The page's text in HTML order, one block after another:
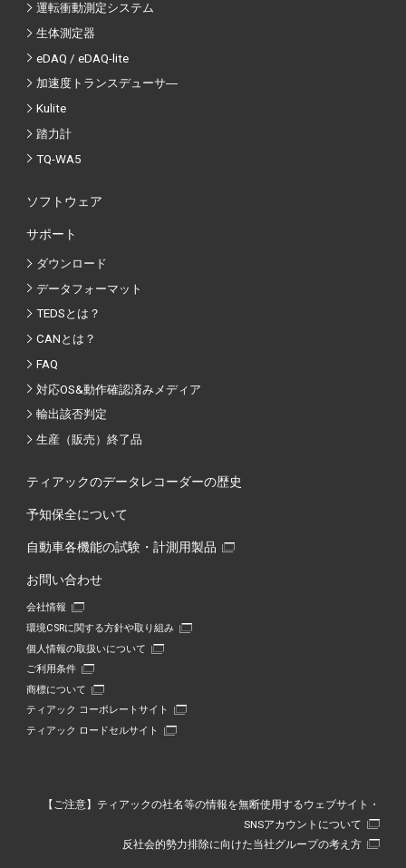
運転衝動測定システム
生体測定器
eDAQ / eDAQ-lite
加速度トランスデューサ―
Kulite
踏力計
TQ-WA5
ソフトウェア
サポート
ダウンロード
データフォーマット
TEDSとは？
CANとは？
FAQ
対応OS&動作確認済みメディア
輸出該否判定
生産（販売）終了品
ティアックのデータレコーダーの歴史
予知保全について
自動車各機能の試験・計測用製品
お問い合わせ
会社情報
環境CSRに関する方針や取り組み
個人情報の取扱いについて
ご利用条件
商標について
ティアック コーポレートサイト
ティアック ロードセルサイト
【ご注意】ティアックの社名等の情報を無断使用するウェブサイト・
SNSアカウントについて
反社会的勢力排除に向けた当社グループの考え方